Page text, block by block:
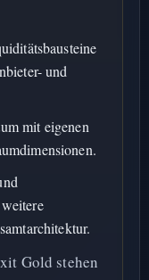
und
mit eigenen
Gold stehen